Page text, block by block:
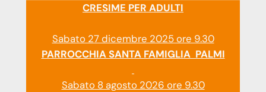
CRESIME PER ADULTI
Sabato 27 dicembre 2025 ore 9.30
PARROCCHIA SANTA FAMIGLIA PALMI
Sabato 8 agosto 2026 ore 9.30